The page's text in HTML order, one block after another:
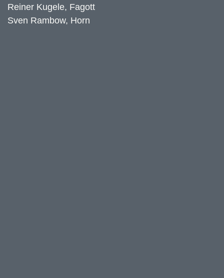
Reiner Kugele, Fagott
Sven Rambow, Horn